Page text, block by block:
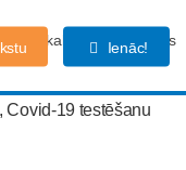
kalendārs Forums
Ienāc!